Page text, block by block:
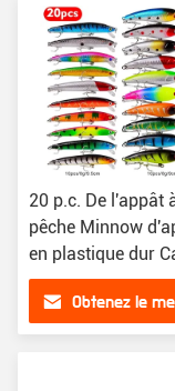
20 p.c. De l'appât
pêche Minnow
en plastique dur
Obtenez le